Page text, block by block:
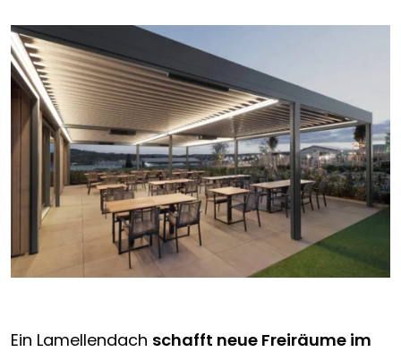
Ein Lamellendach schafft neue Freiräume im